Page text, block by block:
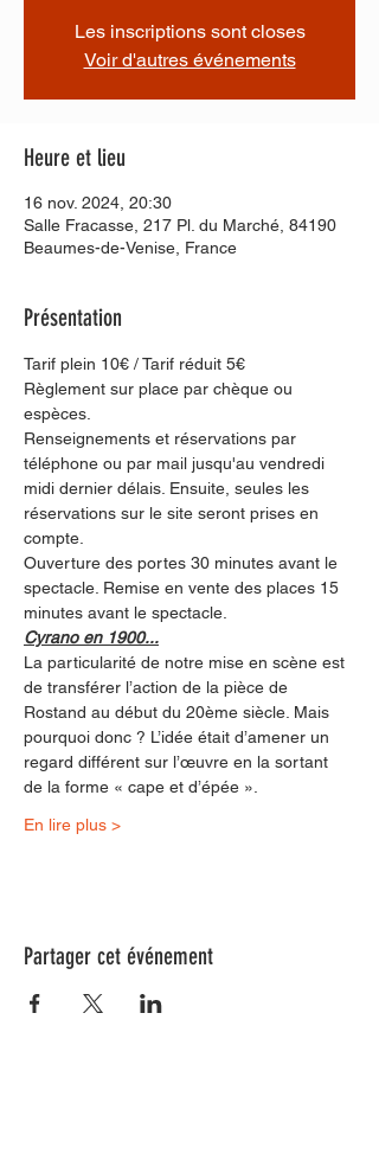
Les inscriptions sont closes
Voir d'autres événements
Heure et lieu
16 nov. 2024, 20:30
Salle Fracasse, 217 Pl. du Marché, 84190
Beaumes-de-Venise, France
Présentation
Tarif plein 10€ / Tarif réduit 5€
Règlement sur place par chèque ou
espèces.
Renseignements et réservations par
téléphone ou par mail jusqu'au vendredi
midi dernier délais. Ensuite, seules les
réservations sur le site seront prises en
compte.
Ouverture des portes 30 minutes avant le
spectacle. Remise en vente des places 15
minutes avant le spectacle.
Cyrano en 1900...
La particularité de notre mise en scène est
de transférer l’action de la pièce de
Rostand au début du 20ème siècle. Mais
pourquoi donc ? L’idée était d’amener un
regard différent sur l’œuvre en la sortant
de la forme « cape et d’épée ».
En lire plus >
Partager cet événement